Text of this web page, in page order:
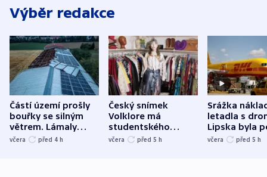
Výběr redakce
Částí území prošly
bouřky se silným
větrem. Lámaly
stromy a poničily
včera před 4 h
Český snímek
Volklore má
studentského
Oscara, zabojuje o
včera před 5 h
Srážka
letadla s
Lipska byla
německého
včera před 5 h